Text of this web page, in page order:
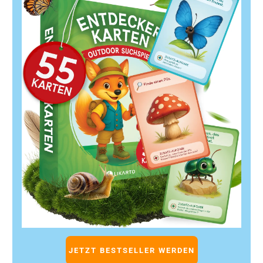
Denke daran: Ein Amazon Brand Store ist kein statisches
Projekt, sondern ein dynamisches Marketinginstrument,
das Du laufend anpassen und verbessern solltest. Mit der
richtigen Strategie und konsequenter Umsetzung hebst
Du Deinen Amazon Markenshop auf ein neues Level.
Starte jetzt, optimiere kontinuierlich und profitiere
langfristig von den Vorteilen eines professionellen
Amazon Brand Stores!
Wenn Du als Marke auf Amazon präsent bist, ist der
Amazon Brand Store ein mächtiges Werkzeug, um Deine
Produkte gebündelt und markengerecht zu präsentieren.
Doch einfach nur einen Brand Store zu erstellen, reicht
nicht aus. Um Traffic und Conversion nachhaltig zu
steigern, braucht es eine gezielte Optimierung. In diesem
umfassenden Ratgeber erfährst Du Schritt für Schritt, wie
Du Deinen Amazon Brand Store optimierst, um mehr
Besucher anzuziehen und sie in zahlende Kunden zu
JETZT BESTSELLER WERDEN